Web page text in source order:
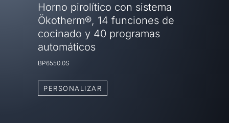
Horno pirolítico con sistema
Ökotherm®, 14 funciones de
cocinado y 40 programas
automáticos
BP6550.0S
PERSONALIZAR